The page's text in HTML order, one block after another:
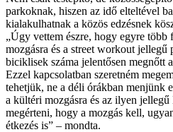
parkoknak, hiszen az idő elteltével
kialakulhatnak a közös edzésnek
„Úgy vettem észre, hogy egyre több
mozgásra és a street workout jellegű
biciklisek száma jelentősen megnőtt
Ezzel kapcsolatban szeretném
tehetjük, ne a déli órákban menjünk
a kültéri mozgásra és az ilyen
megérteni, hogy a mozgás kell,
étkezés is” – mondta.